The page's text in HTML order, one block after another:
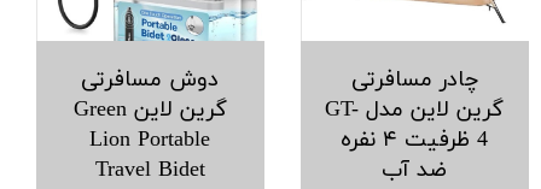
چادر مسافرتی
گرین لاین مدل GT-
4 ظرفیت ۴ نفره
ضد آب
دوش مسافرتی
گرین لاین Green
Lion Portable
Travel Bidet